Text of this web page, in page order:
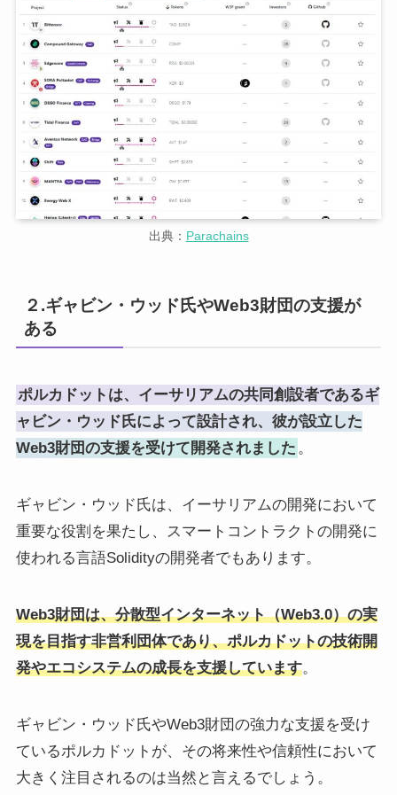
出典： Parachains
２.ギャビン・ウッド氏やWeb3財団の支援が
ある
ポルカドットは、イーサリアムの共同創設者であるギ
ャビン・ウッド氏によって設計され、彼が設立した
Web3財団の支援を受けて開発されました 。
ギャビン・ウッド氏は、イーサリアムの開発において
重要な役割を果たし、スマートコントラクトの開発に
使われる言語Solidityの開発者でもあります。
Web3財団は、分散型インターネット（Web3.0）の実
現を目指す非営利団体であり、ポルカドットの技術開
発やエコシステムの成長を支援しています。
ギャビン・ウッド氏やWeb3財団の強力な支援を受け
ているポルカドットが、その将来性や信頼性において
大きく注目されるのは当然と言えるでしょう。